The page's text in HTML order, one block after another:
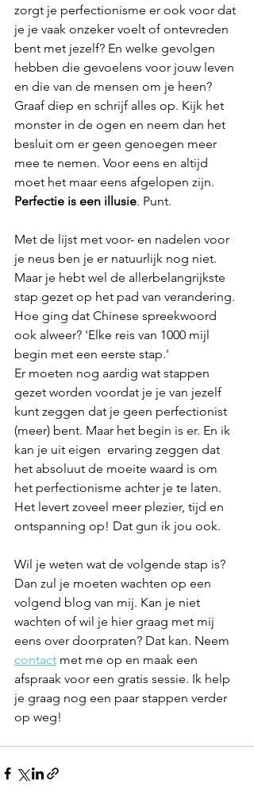
zorgt je perfectionisme er ook voor dat
je je vaak onzeker voelt of ontevreden
bent met jezelf? En welke gevolgen
hebben die gevoelens voor jouw leven
en die van de mensen om je heen?
Graaf diep en schrijf alles op. Kijk het
monster in de ogen en neem dan het
besluit om er geen genoegen meer
mee te nemen. Voor eens en altijd
moet het maar eens afgelopen zijn.
Perfectie is een illusie. Punt.
Met de lijst met voor- en nadelen voor
je neus ben je er natuurlijk nog niet.
Maar je hebt wel de allerbelangrijkste
stap gezet op het pad van verandering.
Hoe ging dat Chinese spreekwoord
ook alweer? 'Elke reis van 1000 mijl
begin met een eerste stap.'
Er moeten nog aardig wat stappen
gezet worden voordat je je van jezelf
kunt zeggen dat je geen perfectionist
(meer) bent. Maar het begin is er. En ik
kan je uit eigen  ervaring zeggen dat
het absoluut de moeite waard is om
het perfectionisme achter je te laten.
Het levert zoveel meer plezier, tijd en
ontspanning op! Dat gun ik jou ook.
Wil je weten wat de volgende stap is?
Dan zul je moeten wachten op een
volgend blog van mij. Kan je niet
wachten of wil je hier graag met mij
eens over doorpraten? Dat kan. Neem
contact met me op en maak een
afspraak voor een gratis sessie. Ik help
je graag nog een paar stappen verder
op weg!